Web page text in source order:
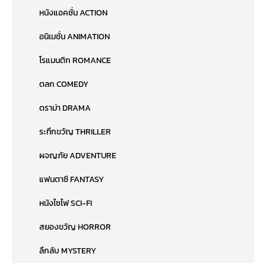
หนังแอคชั่น ACTION
อนิเมชั่น ANIMATION
โรแมนติก ROMANCE
ตลก COMEDY
ดราม่า DRAMA
ระทึกขวัญ THRILLER
ผจญภัย ADVENTURE
แฟนตาซี FANTASY
หนังไซไฟ SCI-FI
สยองขวัญ HORROR
ลึกลับ MYSTERY